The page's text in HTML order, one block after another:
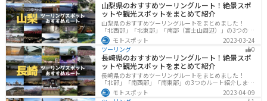
リングに行く際は参考にしてください。
山梨県のおすすめツーリングルート！絶景スポ
ットや観光スポットをまとめて紹介
山梨県のおすすめツーリングルートをまとめました！
「北西部」「北東部」「南部（富士山周辺）」の3つのル
ート紹介します。富士山を中心に自然豊かな景色や食事
を楽しめるスポットが多数あります。バイクで山梨県に
ツーリングに行く際は参考にしてください。
モトスポット
2023-03-24
ツーリング
0
長崎県のおすすめツーリングルート！絶景スポ
ットや観光スポットをまとめて紹介
長崎県のおすすめツーリングルートをまとめました！
「北部」「南西部」「南東部」の3つのルート紹介しま
す。国際色豊かな街並みや世界遺産、絶景ポイントが数
多く存在し、様々な楽しみ方ができます。バイクで長崎
モトスポット
2023-04-09